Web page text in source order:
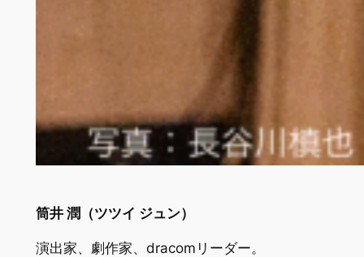
筒井 潤（ツツイ ジュン）
演出家、劇作家、dracomリーダー。